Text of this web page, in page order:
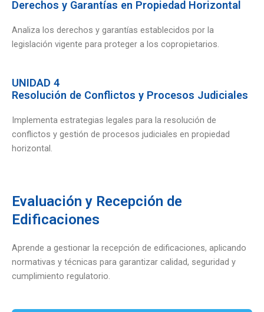
Derechos y Garantías en Propiedad Horizontal
Analiza los derechos y garantías establecidos por la
legislación vigente para proteger a los copropietarios.
UNIDAD 4
Resolución de Conflictos y Procesos Judiciales
Implementa estrategias legales para la resolución de
conflictos y gestión de procesos judiciales en propiedad
horizontal.
Evaluación y Recepción de
Edificaciones
Aprende a gestionar la recepción de edificaciones, aplicando
normativas y técnicas para garantizar calidad, seguridad y
cumplimiento regulatorio.